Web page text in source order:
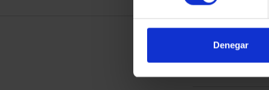
Denegar
ORDENAR POR: